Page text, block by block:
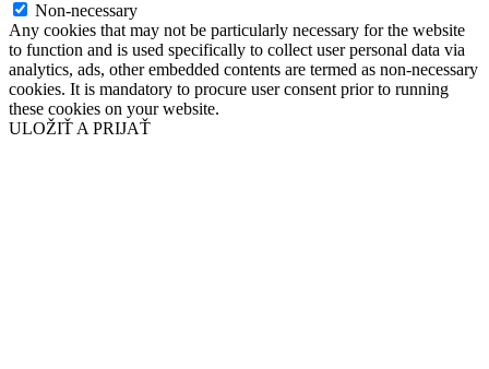
Non-necessary
Any cookies that may not be particularly necessary for the website
to function and is used specifically to collect user personal data via
analytics, ads, other embedded contents are termed as non-necessary
cookies. It is mandatory to procure user consent prior to running
these cookies on your website.
ULOŽIŤ A PRIJAŤ